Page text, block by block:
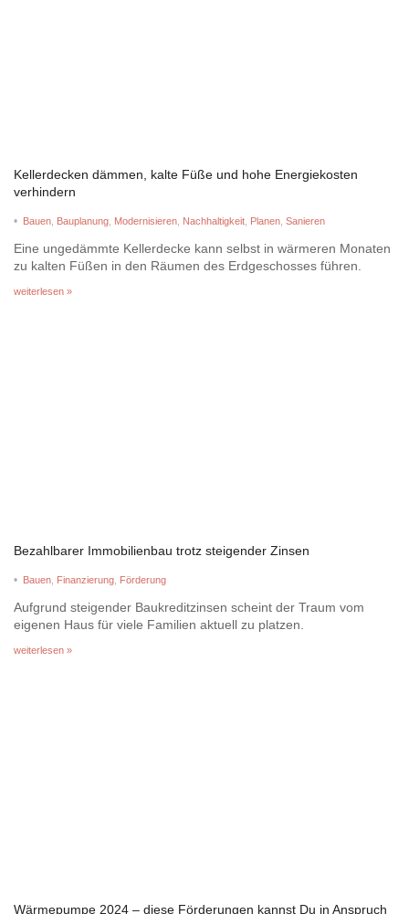
Kellerdecken dämmen, kalte Füße und hohe Energiekosten
verhindern
• Bauen Bauplanung Modernisieren Nachhaltigkeit Planen Sanieren
Eine ungedämmte Kellerdecke kann selbst in wärmeren Monaten
zu kalten Füßen in den Räumen des Erdgeschosses führen.
weiterlesen »
Bezahlbarer Immobilienbau trotz steigender Zinsen
• Bauen Finanzierung Förderung
Aufgrund steigender Baukreditzinsen scheint der Traum vom
eigenen Haus für viele Familien aktuell zu platzen.
weiterlesen »
Wärmepumpe 2024 – diese Förderungen kannst Du in Anspruch